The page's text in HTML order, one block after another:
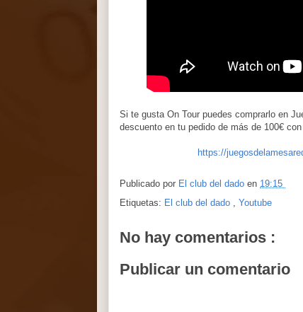
Si te gusta On Tour puedes comprarlo en
descuento en tu pedido de más de 100€
https://
Publicado por El club del dado en 19:15
Etiquetas: El club del dado Youtube
No hay comentarios :
Publicar un comentario